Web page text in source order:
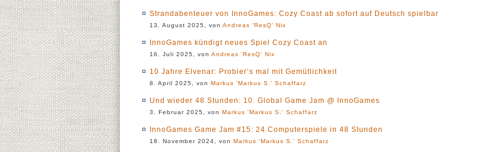
Strandabenteuer von InnoGames: Cozy Coast ab sofort auf Deutsch spielbar
13. August 2025, von Andreas 'ResQ' Nix
InnoGames kündigt neues Spiel Cozy Coast an
16. Juli 2025, von Andreas 'ResQ' Nix
10 Jahre Elvenar: Probier‘s mal mit Gemütlichkeit
8. April 2025, von Markus 'Markus S.' Schaffarz
Und wieder 48 Stunden: 10. Global Game Jam @ InnoGames
3. Februar 2025, von Markus 'Markus S.' Schaffarz
InnoGames Game Jam #15: 24 Computerspiele in 48 Stunden
18. November 2024, von Markus 'Markus S.' Schaffarz